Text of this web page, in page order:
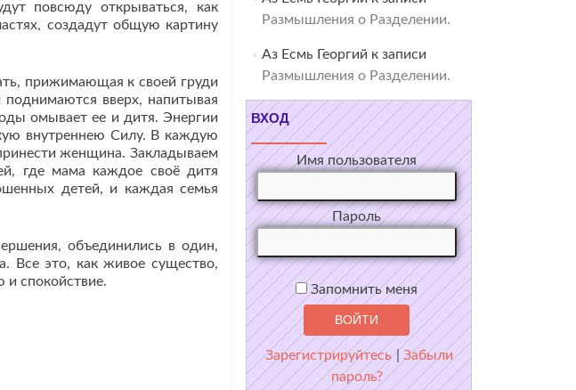
повсюду открываться, как
создадут общую картину
прижимающая к своей груди
вверх, напитывая
омывает ее и дитя. Энергии
внутреннею Силу. В каждую
женщина. Закладываем
где мама каждое своё дитя
детей, и каждая семья
объединились в один,
Все это, как живое существо,
спокойствие.
Размышления о Разделении.
Аз Есмь Георгий к записи
Размышления о Разделении.
ВХОД
Имя пользователя
Пароль
Запомнить меня
Зарегистрируйтесь | Забыли
пароль?